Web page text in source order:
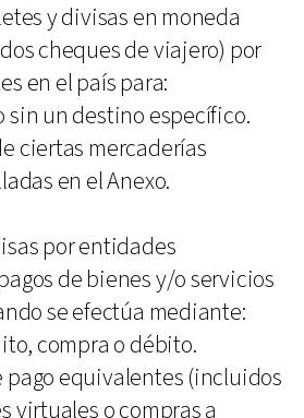
y divisas en moneda
cheques de viajero) por
en el país para:
sin un destino específico.
ciertas mercaderías
en el Anexo.
por entidades
de bienes y/o servicios
se efectúa mediante:
compra o débito.
pago equivalentes (incluidos
virtuales o compras a